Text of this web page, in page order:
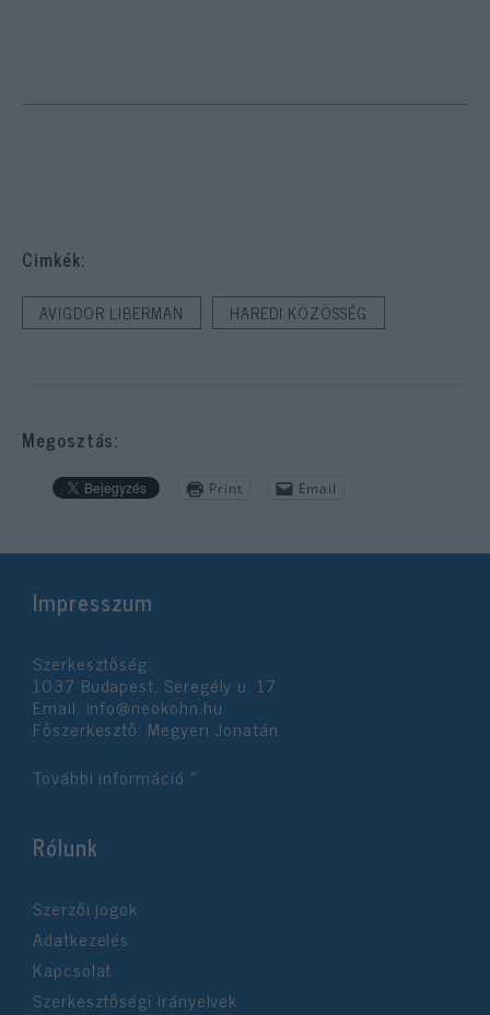
Cimkék:
AVIGDOR LIBERMAN HAREDI KÖZÖSSÉG
Megosztás:
Print Email
Impresszum
Szerkesztőség:
1037 Budapest, Seregély u. 17.
Email: info@neokohn.hu
Főszerkesztő: Megyeri Jonatán
További információ »
Rólunk
Szerzői jogok
Adatkezelés
Kapcsolat
Szerkesztőségi irányelvek